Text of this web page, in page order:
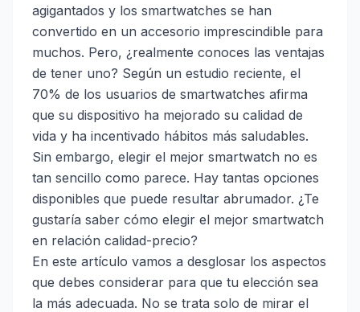
agigantados y los smartwatches se han
convertido en un accesorio imprescindible para
muchos. Pero, ¿realmente conoces las ventajas
de tener uno? Según un estudio reciente, el
70% de los usuarios de smartwatches afirma
que su dispositivo ha mejorado su calidad de
vida y ha incentivado hábitos más saludables.
Sin embargo, elegir el mejor smartwatch no es
tan sencillo como parece. Hay tantas opciones
disponibles que puede resultar abrumador. ¿Te
gustaría saber cómo elegir el mejor smartwatch
en relación calidad-precio?
En este artículo vamos a desglosar los aspectos
que debes considerar para que tu elección sea
la más adecuada. No se trata solo de mirar el